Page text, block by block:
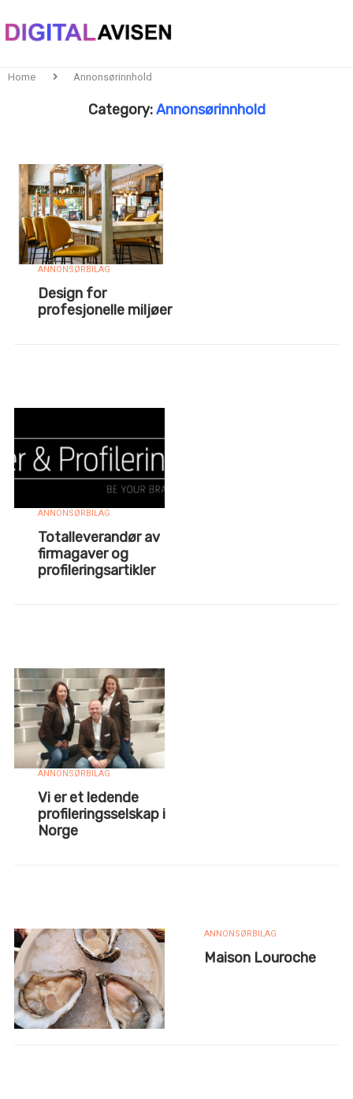
Home Annonsørinnhold
Category: Annonsørinnhold
ANNONSØRBILAG
Design for
profesjonelle miljøer
ANNONSØRBILAG
Totalleverandør av
firmagaver og
profileringsartikler
ANNONSØRBILAG
Vi er et ledende
profileringsselskap i
Norge
ANNONSØRBILAG
Maison Louroche